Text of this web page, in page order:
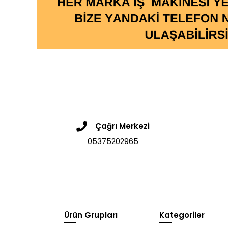
Çağrı Merkezi
05375202965
Ürün Grupları Kategoriler